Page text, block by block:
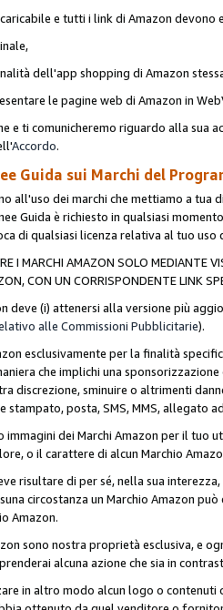
e tutti i link di Amazon devono
dell'app shopping di Amazon
le pagine web di Amazon in
e ti comunicheremo riguardo alla sua
Accordo.
Guida sui Marchi del
all'uso dei marchi che mettiamo a
Guida è richiesto in qualsiasi
di qualsiasi licenza relativa al tuo uso
I MARCHI AMAZON SOLO MEDIANTE
CON UN CORRISPONDENTE LINK
deve (i) attenersi alla versione più
alle Commissioni Pubblicitarie).
esclusivamente per la finalità
che implichi una
discrezione, sminuire o altrimenti
stampato, posta, SMS, MMS,
dei Marchi Amazon per il tuo
o il carattere di alcun Marchio
risultare di per sé, nella sua
circostanza un Marchio Amazon
Amazon.
sono nostra proprietà esclusiva, e
alcuna azione che sia in
in altro modo alcun logo o